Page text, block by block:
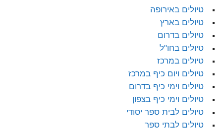
טיולים באירופה
טיולים בארץ
טיולים בדרום
טיולים בחו"ל
טיולים במרכז
טיולים ויום כיף במרכז
טיולים וימי כיף בדרום
טיולים וימי כיף בצפון
טיולים לבית ספר יסודי
טיולים לבתי ספר